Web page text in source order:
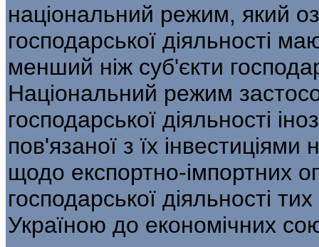
національний режим, який
госпо­дарської діяльності
менший ніж суб'єкти
Національний режим
господарської діяльності
пов'язаної з їх інвестиціями
щодо експортно-імпортних
госпо­дарської діяльності
Україною до еко­номічних